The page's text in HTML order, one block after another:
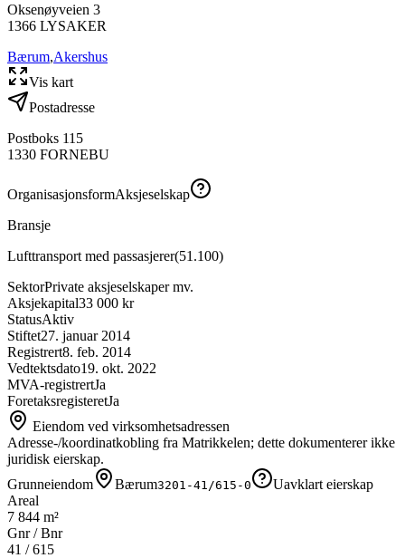
Oksenøyveien 3
1366 LYSAKER
Bærum,Akershus
Vis kart
Postadresse
Postboks 115
1330 FORNEBU
OrganisasjonsformAksjeselskap
Bransje
Lufttransport med passasjerer(51.100)
SektorPrivate aksjeselskaper mv.
Aksjekapital33 000 kr
StatusAktiv
Stiftet27. januar 2014
Registrert8. feb. 2014
Vedtektsdato19. okt. 2022
MVA-registrertJa
ForetaksregisteretJa
Eiendom ved virksomhetsadressen
Adresse-/koordinatkobling fra Matrikkelen; dette dokumenterer ikke
juridisk eierskap.
Grunneiendom
Bærum3201-41/615-0
Uavklart eierskap
Areal
7 844 m²
Gnr / Bnr
41 /615